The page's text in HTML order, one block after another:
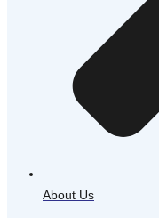
About Us